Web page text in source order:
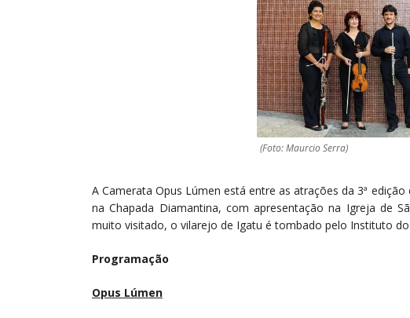
(Foto: Maurcio Serra)
A Camerata Opus Lúmen está entre as atrações da 3ª
na Chapada Diamantina, com apresentação na Igreja de
muito visitado, o vilarejo de Igatu é tombado pelo Instituto
Programação
Opus Lúmen